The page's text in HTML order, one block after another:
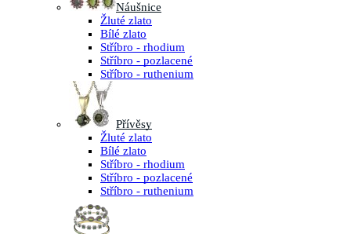
Náušnice
Žluté zlato
Bílé zlato
Stříbro - rhodium
Stříbro - pozlacené
Stříbro - ruthenium
Přívěsy
Žluté zlato
Bílé zlato
Stříbro - rhodium
Stříbro - pozlacené
Stříbro - ruthenium